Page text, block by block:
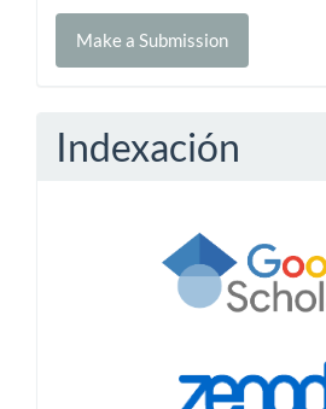
Make
Make a Submission
Indexación